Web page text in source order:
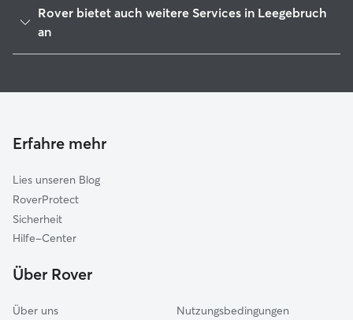
Glienicke
Schönwalde-Glien
Falkensee
Löwenberger Land
Rover bietet auch weitere Services in Leegebruch
an
Gassi-Service in Leegebruch
Erfahre mehr
Lies unseren Blog
RoverProtect
Sicherheit
Hilfe-Center
Über Rover
Über uns
Nutzungsbedingungen